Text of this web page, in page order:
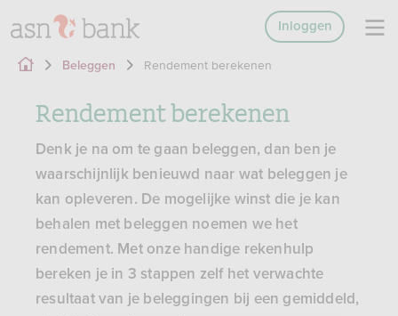
Inloggen
Beleggen Rendement berekenen
Rendement berekenen
Denk je na om te gaan beleggen, dan ben je
waarschijnlijk benieuwd naar wat beleggen je
kan opleveren. De mogelijke winst die je kan
behalen met beleggen noemen we het
rendement. Met onze handige rekenhulp
bereken je in 3 stappen zelf het verwachte
resultaat van je beleggingen bij een gemiddeld,